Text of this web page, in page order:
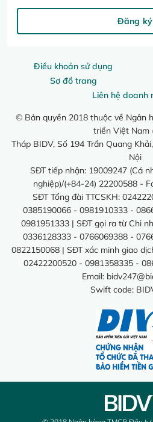
Điều khoản sử dụng
Sơ đồ trang
Liên hệ doanh
© Bản quyền 2018 thuộc về Ngân
triển Việt Nam
Tháp BIDV, Số 194 Trần Quang
Nội
SĐT tiếp nhận: 19009247 (Cá
nghiệp)/(+84-24) 22200588 -
SĐT Tổng đài TTCSKH:
0385190066 - 0981910333 -
0981951333 | SĐT gọi ra từ Chi
0336128333 - 0766069388 -
0822150068 | SĐT xác minh giao
02422200520 - 0981358335 -
Email:
Swift code:
Đăng ký